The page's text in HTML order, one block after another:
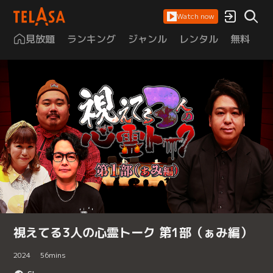
Watch now
見放題 ランキング ジャンル レンタル 無料
視えてる3人の心霊トーク 第1部（ぁみ編）
2024 56mins